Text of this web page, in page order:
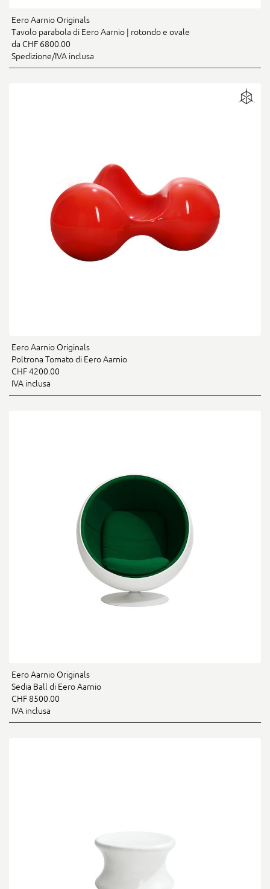
Eero Aarnio Originals
Tavolo parabola di Eero Aarnio | rotondo e ovale
da CHF 6800.00
Spedizione/IVA inclusa
Eero Aarnio Originals
Poltrona Tomato di Eero Aarnio
CHF 4200.00
IVA inclusa
Eero Aarnio Originals
Sedia Ball di Eero Aarnio
CHF 8500.00
IVA inclusa